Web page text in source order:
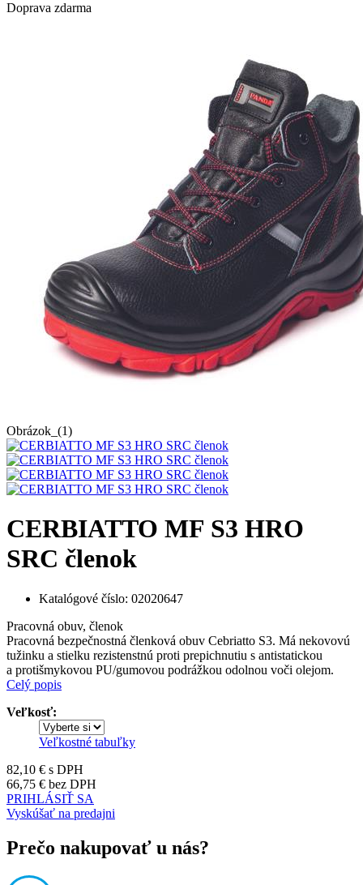
Doprava zdarma
Obrázok_(1)
CERBIATTO MF S3 HRO
SRC členok
Katalógové číslo: 02020647
Pracovná obuv, členok
Pracovná bezpečnostná členková obuv Cebriatto S3. Má nekovovú
tužinku a stielku rezistenstnú proti prepichnutiu s antistatickou
a protišmykovou PU/gumovou podrážkou odolnou voči olejom.
Celý popis
Veľkosť:
Veľkostné tabuľky
82,10 € s DPH
66,75 € bez DPH
PRIHLÁSIŤ SA
Vyskúšať na predajni
Prečo nakupovať u nás?